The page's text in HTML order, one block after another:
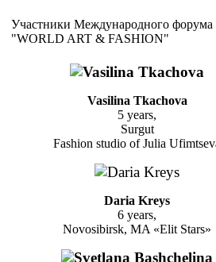
Участники Международного форума
"WORLD ART & FASHION"
Vasilina Tkachova
5 years,
Surgut
Fashion studio of Julia
Daria Kreys
6 years,
Novosibirsk, MA «Elit Stars»